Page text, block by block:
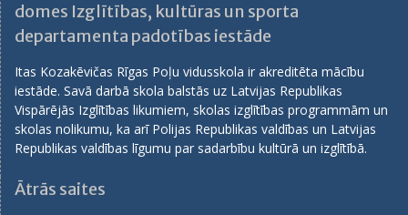
domes Izglītības, kultūras un sporta
departamenta padotības iestāde
Itas Kozakēvičas Rīgas Poļu vidusskola ir akreditēta mācību
iestāde. Savā darbā skola balstās uz Latvijas Republikas
Vispārējās Izglītības likumiem, skolas izglītības programmām un
skolas nolikumu, ka arī Polijas Republikas valdības un Latvijas
Republikas valdības līgumu par sadarbību kultūrā un izglītībā.
Ātrās saites